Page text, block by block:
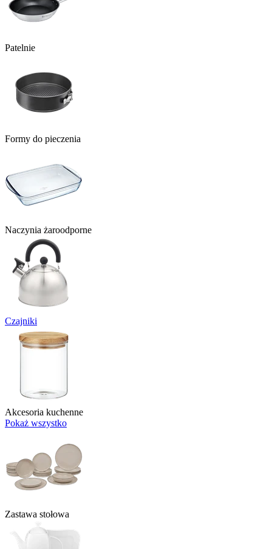
Patelnie
Formy do pieczenia
Naczynia żaroodporne
Czajniki
Akcesoria kuchenne
Pokaż wszystko
Zastawa stołowa